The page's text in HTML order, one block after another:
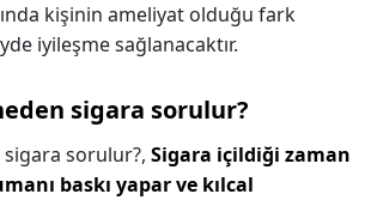
kişinin ameliyat olduğu fark
iyileşme sağlanacaktır.
sigara sorulur?
sorulur?, Sigara içildiği zaman
baskı yapar ve kılcal